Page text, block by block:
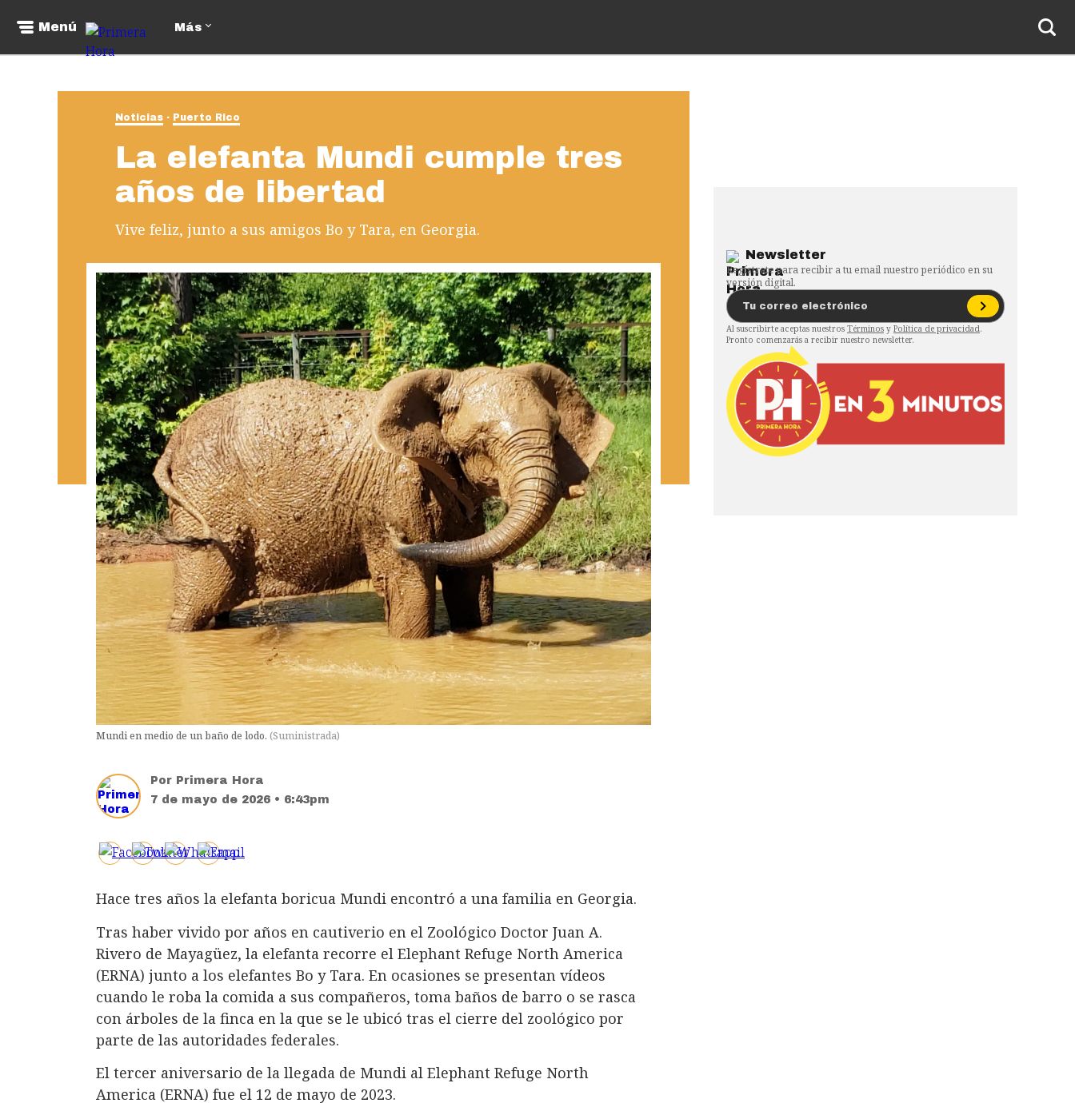
Menú Más
Noticias Puerto Rico
La elefanta Mundi cumple tres
años de libertad
Vive feliz, junto a sus amigos Bo y Tara, en Georgia.
Mundi en medio de un baño de lodo. (Suministrada)
Por Primera Hora
7 de mayo de 2026 • 6:43pm
Hace tres años la elefanta boricua Mundi encontró a una familia en Georgia.
Tras haber vivido por años en cautiverio en el Zoológico Doctor Juan A.
Rivero de Mayagüez, la elefanta recorre el Elephant Refuge North America
(ERNA) junto a los elefantes Bo y Tara. En ocasiones se presentan vídeos
cuando le roba la comida a sus compañeros, toma baños de barro o se rasca
con árboles de la finca en la que se le ubicó tras el cierre del zoológico por
parte de las autoridades federales.
El tercer aniversario de la llegada de Mundi al Elephant Refuge North
America (ERNA) fue el 12 de mayo de 2023.
Newsletter
Regístrate para recibir a tu email nuestro periódico en su
versión digital.
Al suscribirte aceptas nuestros Términos y Política de privacidad.
Pronto comenzarás a recibir nuestro newsletter.